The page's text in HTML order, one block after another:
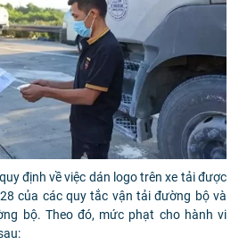
định về việc dán logo trên xe tải được
của các quy tắc vận tải đường bộ và
bộ. Theo đó, mức phạt cho hành vi